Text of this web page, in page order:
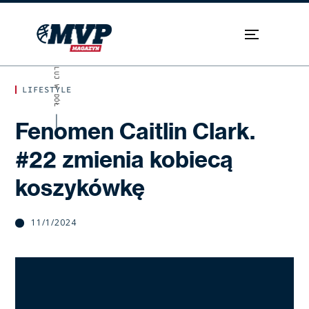
LIFESTYLE
Fenomen Caitlin Clark.
#22 zmienia kobiecą
koszykówkę
11/1/2024
SKROLUJ W DÓŁ